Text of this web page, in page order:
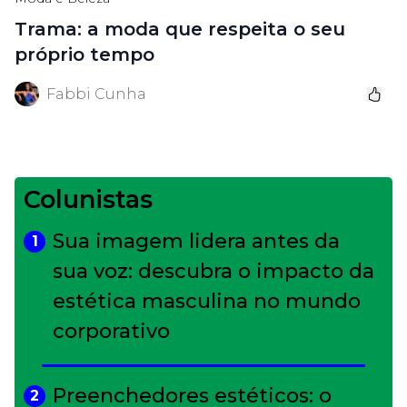
Trama: a moda que respeita o seu
próprio tempo
Fabbi Cunha
Colunistas
1
Sua imagem lidera antes da
sua voz: descubra o impacto da
estética masculina no mundo
corporativo
2
Preenchedores estéticos: o